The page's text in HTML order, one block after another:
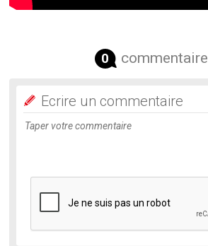
0 commentaire
Ecrire un commentaire